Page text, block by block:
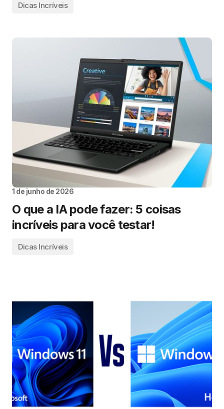
Dicas Incríveis
1 de junho de 2026
O que a IA pode fazer: 5 coisas
incríveis para você testar!
Dicas Incríveis